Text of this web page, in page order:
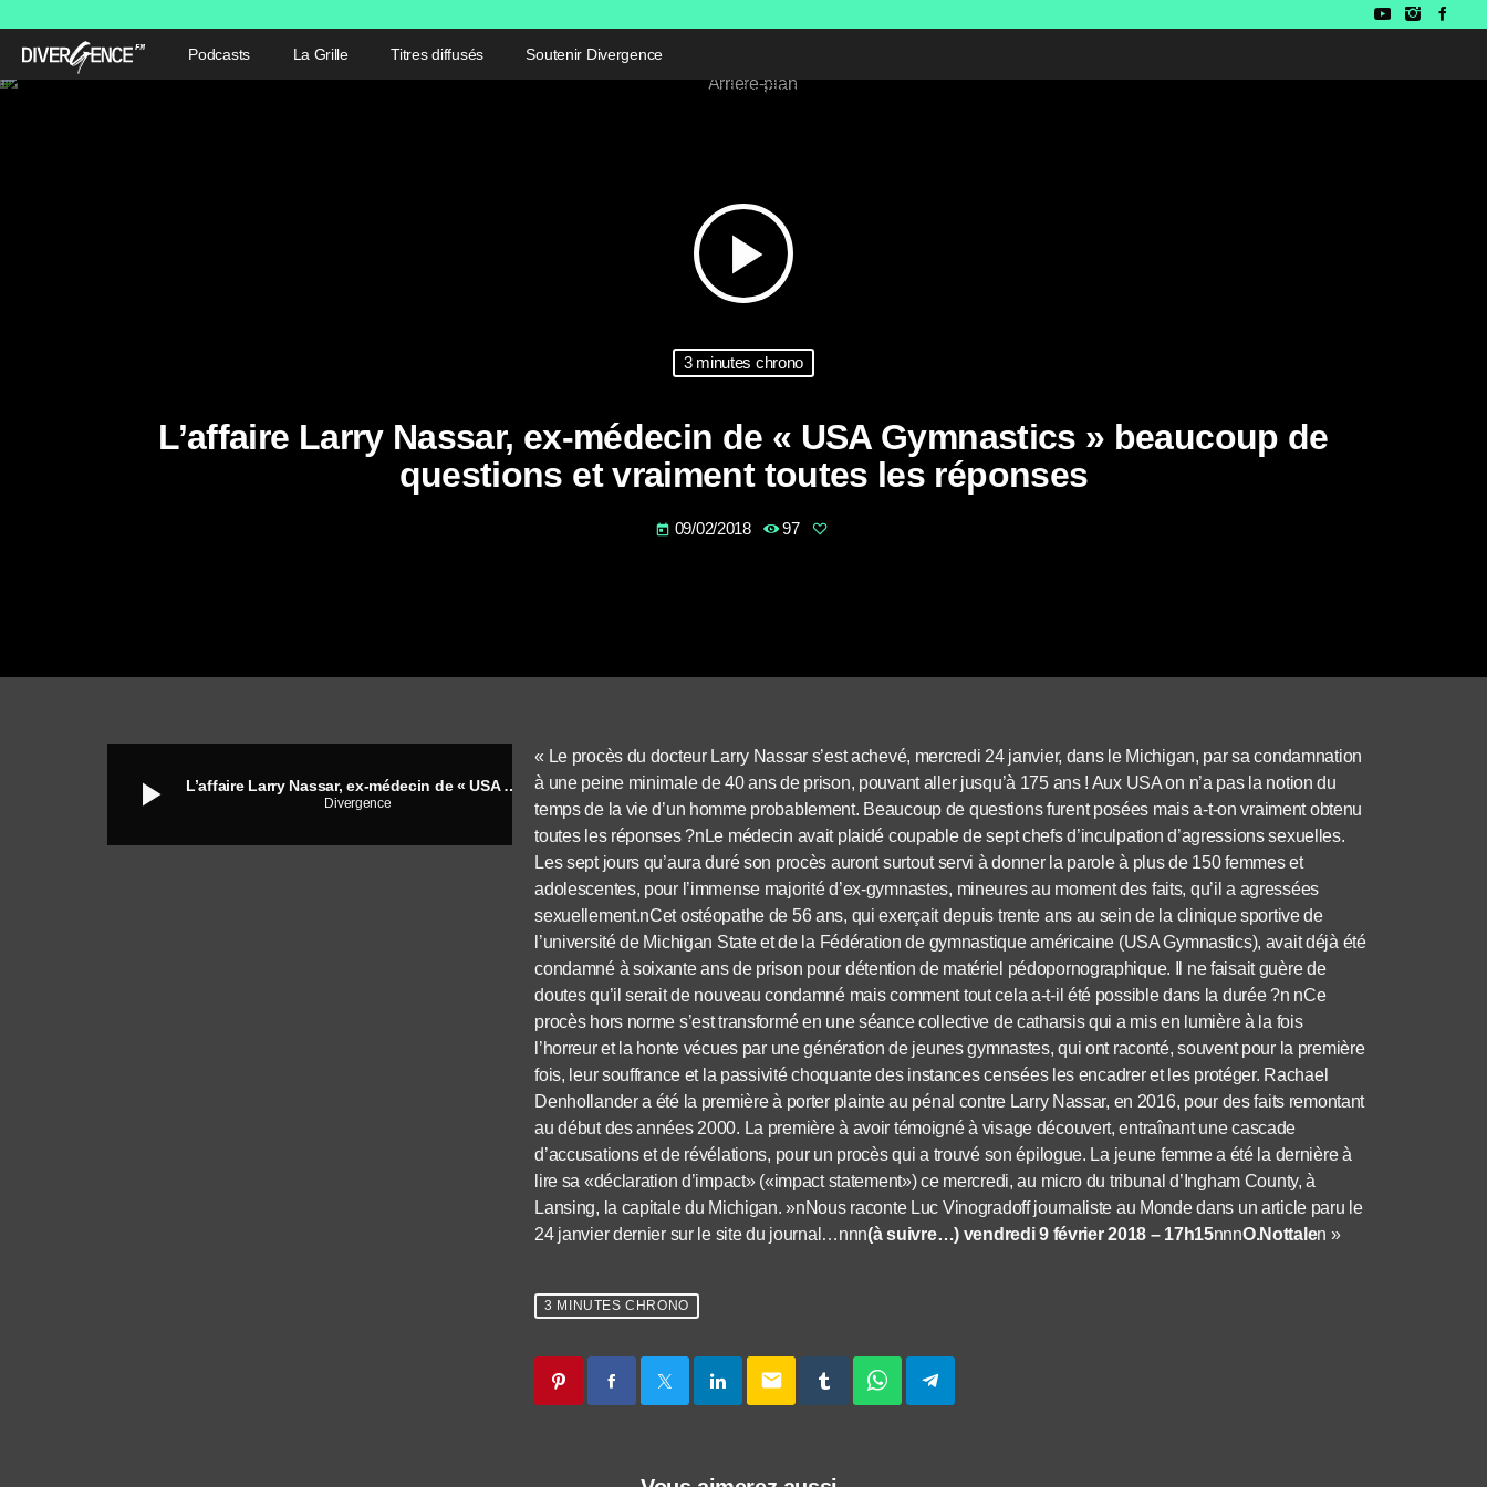
Podcasts La Grille Titres diffusés Soutenir Divergence
play_arrow
3 minutes chrono
L’affaire Larry Nassar, ex-médecin de « USA Gymnastics » beaucoup de
questions et vraiment toutes les réponses
today 09/02/2018 97
play_arrow L’affaire Larry Nassar, ex-médecin de « USA Gymnastics » beaucoup de questions et vraiment toutes les réponses
Divergence
« Le procès du docteur Larry Nassar s’est achevé, mercredi 24 janvier, dans le Michigan, par sa condamnation
à une peine minimale de 40 ans de prison, pouvant aller jusqu’à 175 ans ! Aux USA on n’a pas la notion du
temps de la vie d’un homme probablement. Beaucoup de questions furent posées mais a-t-on vraiment obtenu
toutes les réponses ?nLe médecin avait plaidé coupable de sept chefs d’inculpation d’agressions sexuelles.
Les sept jours qu’aura duré son procès auront surtout servi à donner la parole à plus de 150 femmes et
adolescentes, pour l’immense majorité d’ex-gymnastes, mineures au moment des faits, qu’il a agressées
sexuellement.nCet ostéopathe de 56 ans, qui exerçait depuis trente ans au sein de la clinique sportive de
l’université de Michigan State et de la Fédération de gymnastique américaine (USA Gymnastics), avait déjà été
condamné à soixante ans de prison pour détention de matériel pédopornographique. Il ne faisait guère de
doutes qu’il serait de nouveau condamné mais comment tout cela a-t-il été possible dans la durée ?n nCe
procès hors norme s’est transformé en une séance collective de catharsis qui a mis en lumière à la fois
l’horreur et la honte vécues par une génération de jeunes gymnastes, qui ont raconté, souvent pour la première
fois, leur souffrance et la passivité choquante des instances censées les encadrer et les protéger. Rachael
Denhollander a été la première à porter plainte au pénal contre Larry Nassar, en 2016, pour des faits remontant
au début des années 2000. La première à avoir témoigné à visage découvert, entraînant une cascade
d’accusations et de révélations, pour un procès qui a trouvé son épilogue. La jeune femme a été la dernière à
lire sa «déclaration d’impact» («impact statement») ce mercredi, au micro du tribunal d’Ingham County, à
Lansing, la capitale du Michigan. »nNous raconte Luc Vinogradoff journaliste au Monde dans un article paru le
24 janvier dernier sur le site du journal…nnn(à suivre…) vendredi 9 février 2018 – 17h15nnnO.Nottalen »
3 MINUTES CHRONO
email